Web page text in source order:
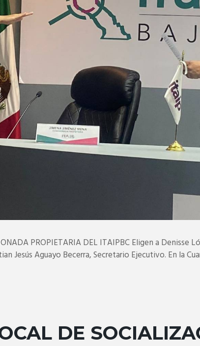
PROPIETARIA DEL ITAIPBC Eligen a Denisse
Jesús Aguayo Becerra, Secretario Ejecutivo. En la
DE